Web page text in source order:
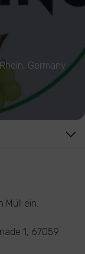
Germany
Müll ein.
1, 67059